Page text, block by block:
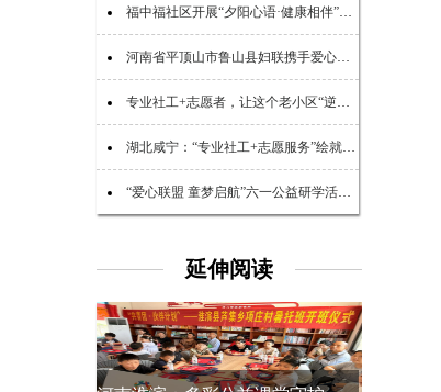
福中福社区开展“夕阳心语·健康相伴”老年心理健康公益宣讲活动
河南省平顶山市鲁山县妇联携手爱心企业看望慰问特殊儿童
专业社工+志愿者，让这个老小区“逆生长”
湖北咸宁：“专业社工+志愿服务”绘就民生幸福底色
“爱心联盟 童梦启航”六一公益研学活动在广州举行
延伸阅读